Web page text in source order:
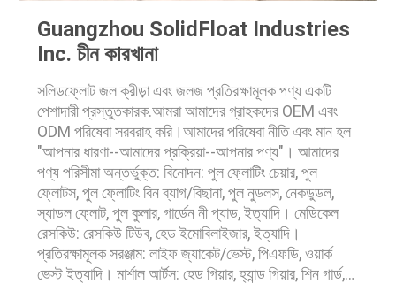
Guangzhou SolidFloat Industries
Inc. চীন কারখানা
সলিডফ্লোট জল ক্রীড়া এবং জলজ প্রতিরক্ষামূলক পণ্য একটি
পেশাদারী প্রস্তুতকারক.আমরা আমাদের গ্রাহকদের OEM এবং
ODM পরিষেবা সরবরাহ করি।আমাদের পরিষেবা নীতি এবং মান হল
"আপনার ধারণা--আমাদের প্রক্রিয়া--আপনার পণ্য"। আমাদের
পণ্য পরিসীমা অন্তর্ভুক্ত: বিনোদন: পুল ফ্লোটিং চেয়ার, পুল
ফ্লোটস, পুল ফ্লোটিং বিন ব্যাগ/বিছানা, পুল নুডলস, নেকডুডল,
স্যাডল ফ্লোট, পুল কুলার, গার্ডেন নী প্যাড, ইত্যাদি। মেডিকেল
রেসকিউ: রেসকিউ টিউব, হেড ইমোবিলাইজার, ইত্যাদি।
প্রতিরক্ষামূলক সরঞ্জাম: লাইফ জ্যাকেট/ভেস্ট, পিএফডি, ওয়ার্ক
ভেস্ট ইত্যাদি। মার্শাল আর্টস: হেড গিয়ার, হ্যান্ড গিয়ার, শিন গার্ড,